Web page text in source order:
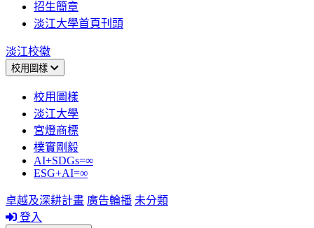
招生簡章
淡江大學首頁刊頭
淡江校徽
校用圖樣
校用圖樣
淡江大學
宮燈商標
樸實剛毅
AI+SDGs=∞
ESG+AI=∞
卓越及深耕計畫 廣告輪播 未分類
登入